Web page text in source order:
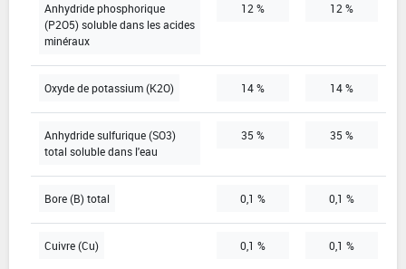
Anhydride phosphorique
(P2O5) soluble dans les acides
minéraux
12 % 12 %
Oxyde de potassium (K2O) 14 % 14 %
Anhydride sulfurique (SO3)
total soluble dans l'eau
35 % 35 %
Bore (B) total 0,1 % 0,1 %
Cuivre (Cu) 0,1 % 0,1 %